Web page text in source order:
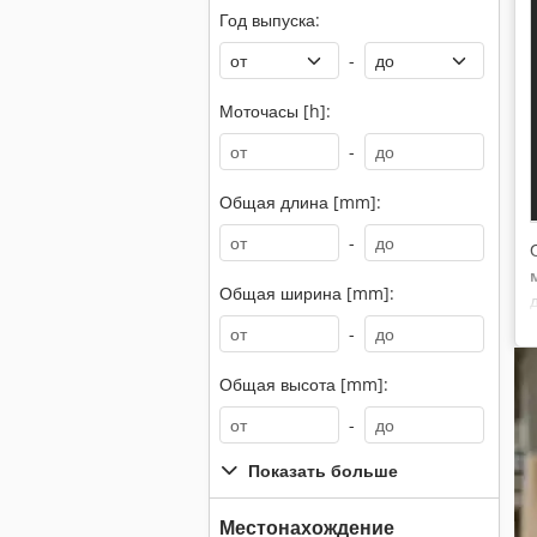
Год выпуска:
-
Моточасы [h]:
-
Общая длина [mm]:
-
Общая ширина [mm]:
-
Общая высота [mm]:
-
Показать больше
Местонахождение